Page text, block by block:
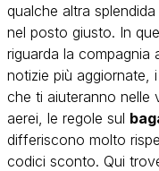
qualche altra
nel posto giusto. In
riguarda la compagnia
notizie più aggiornate,
che ti aiuteranno nelle
aerei, le regole sul
differiscono molto
codici sconto. Qui